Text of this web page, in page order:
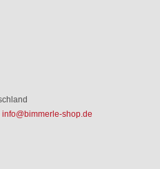
info@bimmerle-shop.de